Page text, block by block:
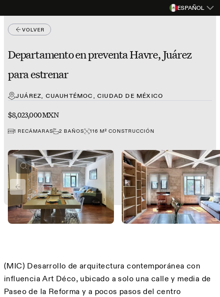
ESPAÑOL
VOLVER
Departamento en preventa Havre, Juárez
para estrenar
JUÁREZ, CUAUHTÉMOC, CIUDAD DE MÉXICO
$8,023,000 MXN
1 RECÁMARAS 2 BAÑOS 116 M² CONSTRUCCIÓN
PREVIOUS SLIDE
Descripción
(MIC) Desarrollo de arquitectura contemporánea con
influencia Art Déco, ubicado a solo una calle y media de
Paseo de la Reforma y a pocos pasos del centro